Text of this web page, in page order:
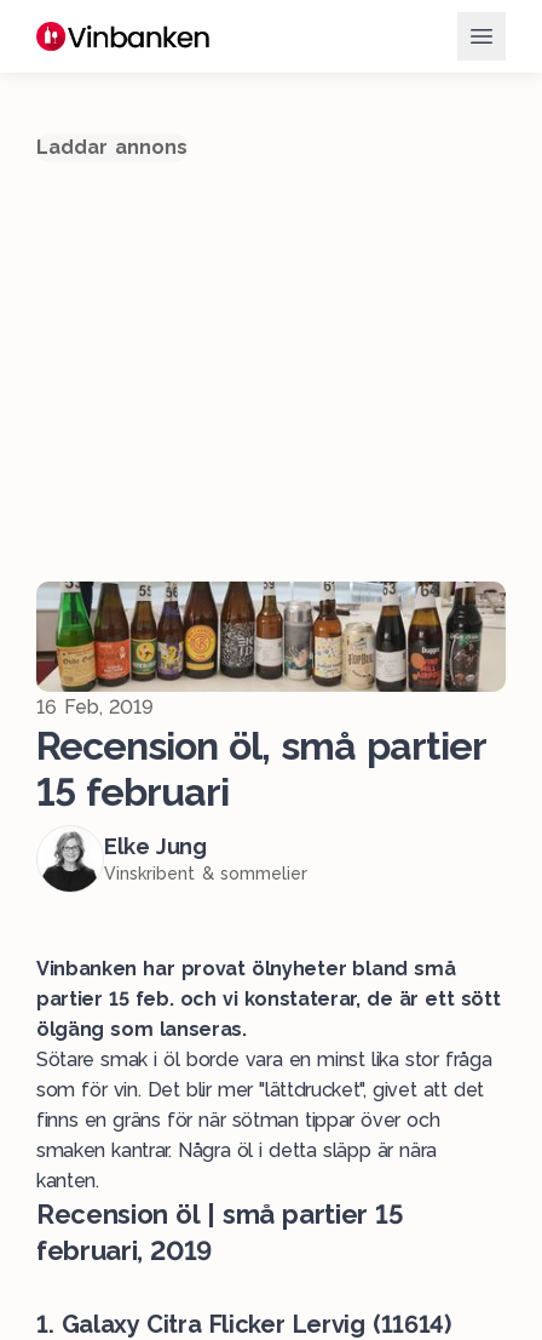
Laddar annons
16 Feb, 2019
Recension öl, små partier
15 februari
Elke Jung
Vinskribent & sommelier
Vinbanken har provat ölnyheter bland små
partier 15 feb. och vi konstaterar, de är ett sött
ölgäng som lanseras.
Sötare smak i öl borde vara en minst lika stor fråga
som för vin. Det blir mer "lättdrucket", givet att det
finns en gräns för när sötman tippar över och
smaken kantrar. Några öl i detta släpp är nära
kanten.
Recension öl | små partier 15
februari, 2019
1. Galaxy Citra Flicker Lervig (11614)